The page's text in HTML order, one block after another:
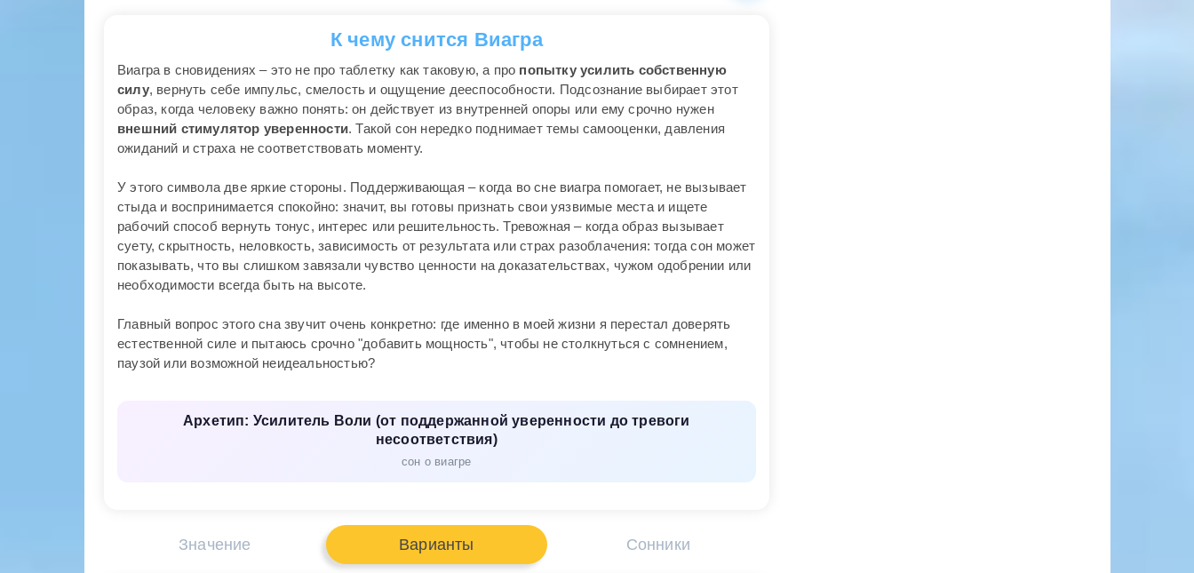
К чему снится Виагра
Виагра в сновидениях – это не про таблетку как таковую, а про попытку усилить собственную
силу, вернуть себе импульс, смелость и ощущение дееспособности. Подсознание выбирает этот
образ, когда человеку важно понять: он действует из внутренней опоры или ему срочно нужен
внешний стимулятор уверенности. Такой сон нередко поднимает темы самооценки, давления
ожиданий и страха не соответствовать моменту.
У этого символа две яркие стороны. Поддерживающая – когда во сне виагра помогает, не вызывает
стыда и воспринимается спокойно: значит, вы готовы признать свои уязвимые места и ищете
рабочий способ вернуть тонус, интерес или решительность. Тревожная – когда образ вызывает
суету, скрытность, неловкость, зависимость от результата или страх разоблачения: тогда сон может
показывать, что вы слишком завязали чувство ценности на доказательствах, чужом одобрении или
необходимости всегда быть на высоте.
Главный вопрос этого сна звучит очень конкретно: где именно в моей жизни я перестал доверять
естественной силе и пытаюсь срочно "добавить мощность", чтобы не столкнуться с сомнением,
паузой или возможной неидеальностью?
Архетип: Усилитель Воли (от поддержанной уверенности до тревоги
несоответствия)
сон о виагре
Значение Варианты Сонники